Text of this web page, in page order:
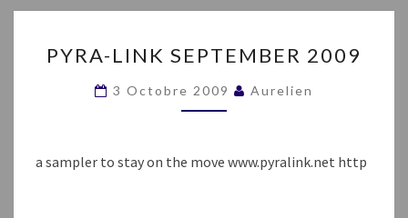
LINK
SEPTEMBER
2009
PYRA-LINK SEPTEMBER 2009
3 Octobre 2009 Aurelien
a sampler to stay on the move www.pyralink.net http